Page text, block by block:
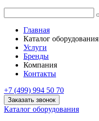
Главная
Каталог оборудования
Услуги
Бренды
Компания
Контакты
+7 (499) 994 50 70
Заказать звонок
Каталог оборудования